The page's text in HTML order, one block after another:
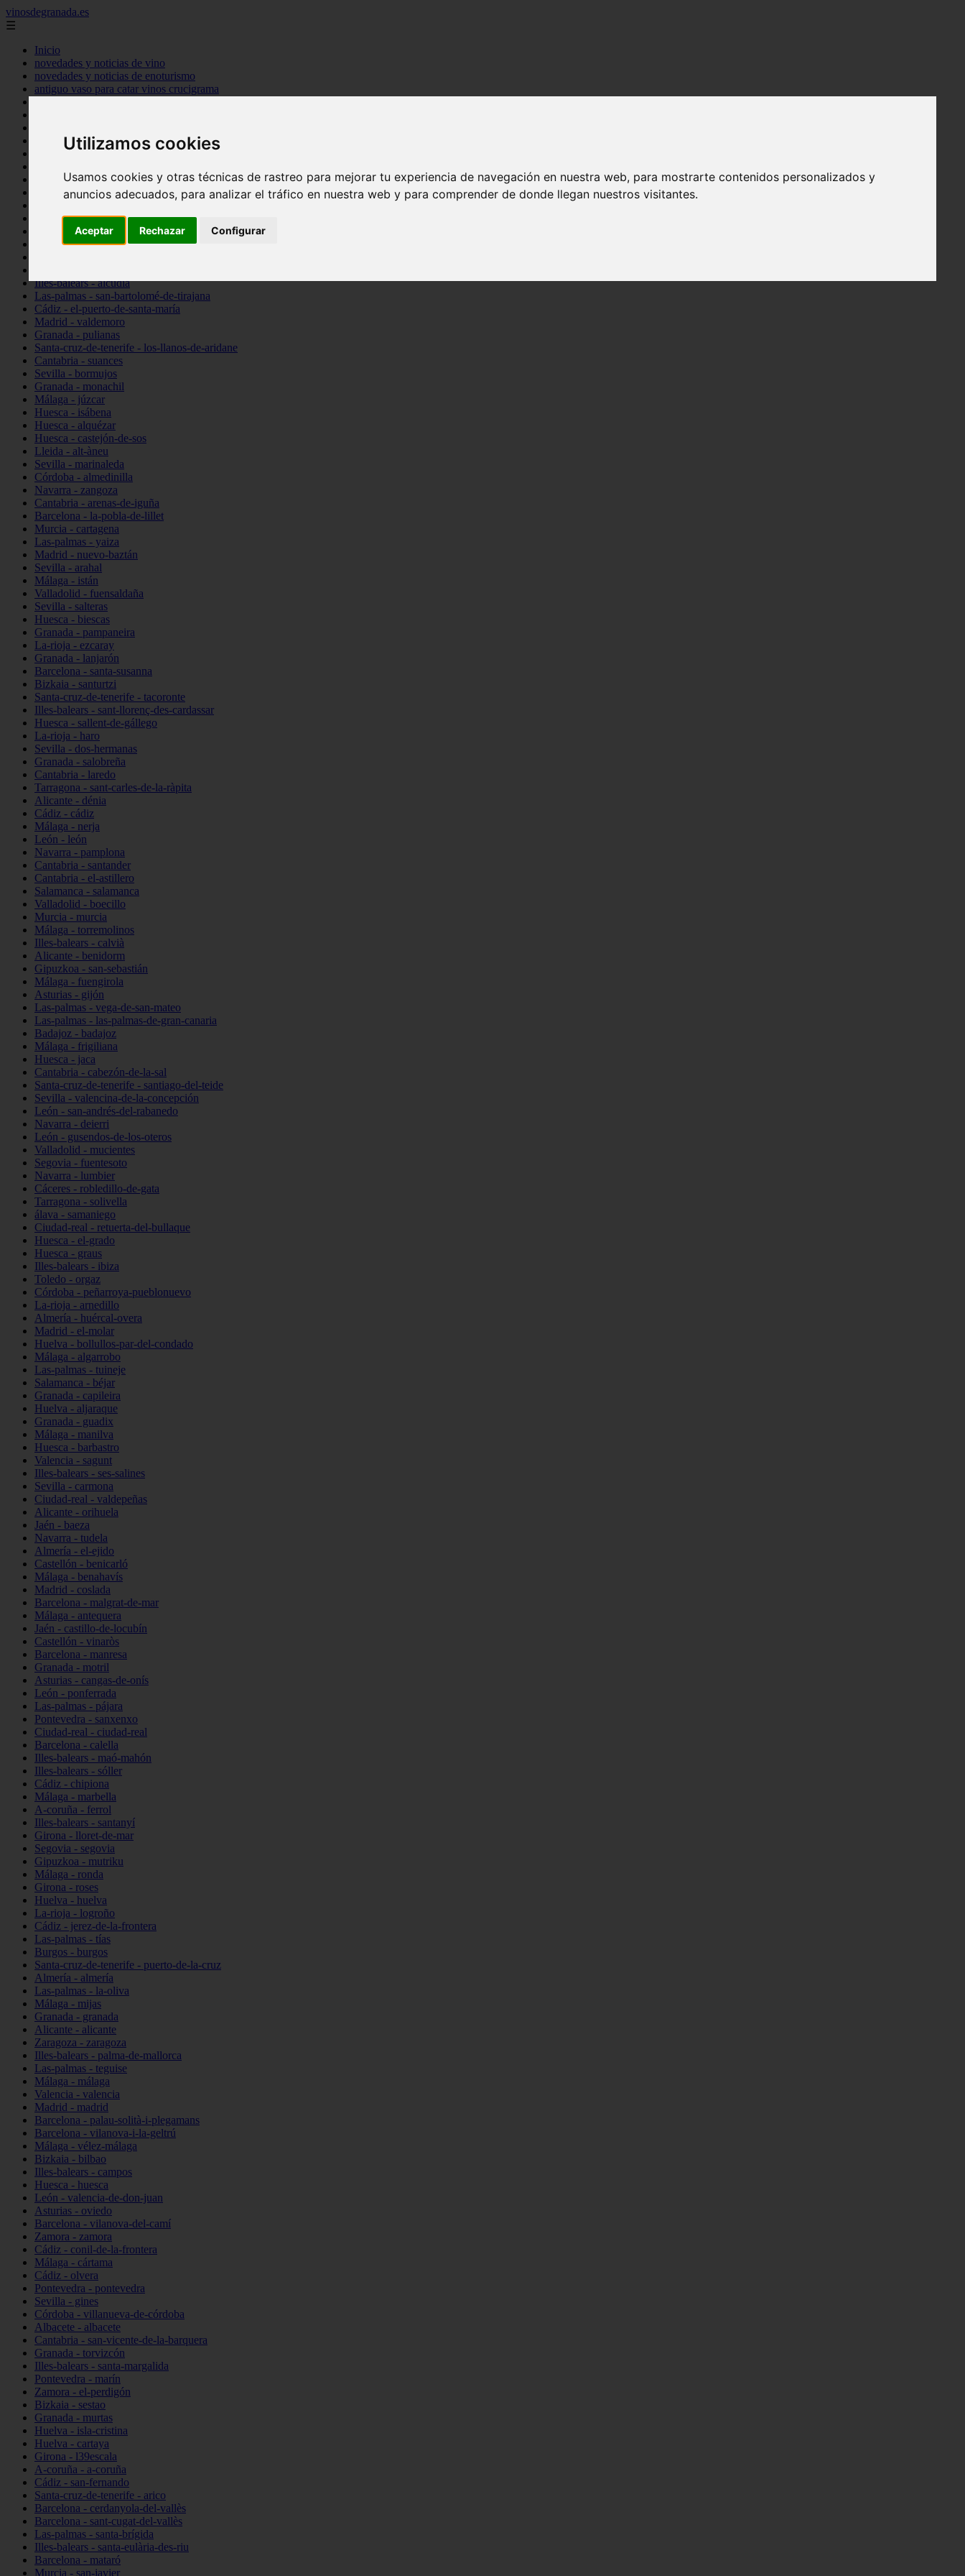
Utilizamos cookies
Usamos cookies y otras técnicas de rastreo para mejorar tu experiencia de navegación en nuestra web, para mostrarte contenidos personalizados y
anuncios adecuados, para analizar el tráfico en nuestra web y para comprender de donde llegan nuestros visitantes.
Aceptar Rechazar Configurar
vinosdegranada.es
☰
Inicio
novedades y noticias de vino
novedades y noticias de enoturismo
antiguo vaso para catar vinos crucigrama
Sevilla - sevilla
Barcelona - barcelona
Santa-cruz-de-tenerife - guía-de-isora
La-rioja - casalarreina
Almería - roquetas-de-mar
Illes-balears - alcúdia
Las-palmas - san-bartolomé-de-tirajana
Cádiz - el-puerto-de-santa-maría
Madrid - valdemoro
Granada - pulianas
Santa-cruz-de-tenerife - los-llanos-de-aridane
Cantabria - suances
Sevilla - bormujos
Granada - monachil
Málaga - júzcar
Huesca - isábena
Huesca - alquézar
Huesca - castejón-de-sos
Lleida - alt-àneu
Sevilla - marinaleda
Córdoba - almedinilla
Navarra - zangoza
Cantabria - arenas-de-iguña
Barcelona - la-pobla-de-lillet
Murcia - cartagena
Las-palmas - yaiza
Madrid - nuevo-baztán
Sevilla - arahal
Málaga - istán
Valladolid - fuensaldaña
Sevilla - salteras
Huesca - biescas
Granada - pampaneira
La-rioja - ezcaray
Granada - lanjarón
Barcelona - santa-susanna
Bizkaia - santurtzi
Santa-cruz-de-tenerife - tacoronte
Illes-balears - sant-llorenç-des-cardassar
Huesca - sallent-de-gállego
La-rioja - haro
Sevilla - dos-hermanas
Granada - salobreña
Cantabria - laredo
Tarragona - sant-carles-de-la-ràpita
Alicante - dénia
Cádiz - cádiz
Málaga - nerja
León - león
Navarra - pamplona
Cantabria - santander
Cantabria - el-astillero
Salamanca - salamanca
Valladolid - boecillo
Murcia - murcia
Málaga - torremolinos
Illes-balears - calvià
Alicante - benidorm
Gipuzkoa - san-sebastián
Málaga - fuengirola
Asturias - gijón
Las-palmas - vega-de-san-mateo
Las-palmas - las-palmas-de-gran-canaria
Badajoz - badajoz
Málaga - frigiliana
Huesca - jaca
Cantabria - cabezón-de-la-sal
Santa-cruz-de-tenerife - santiago-del-teide
Sevilla - valencina-de-la-concepción
León - san-andrés-del-rabanedo
Navarra - deierri
León - gusendos-de-los-oteros
Valladolid - mucientes
Segovia - fuentesoto
Navarra - lumbier
Cáceres - robledillo-de-gata
Tarragona - solivella
álava - samaniego
Ciudad-real - retuerta-del-bullaque
Huesca - el-grado
Huesca - graus
Illes-balears - ibiza
Toledo - orgaz
Córdoba - peñarroya-pueblonuevo
La-rioja - arnedillo
Almería - huércal-overa
Madrid - el-molar
Huelva - bollullos-par-del-condado
Málaga - algarrobo
Las-palmas - tuineje
Salamanca - béjar
Granada - capileira
Huelva - aljaraque
Granada - guadix
Málaga - manilva
Huesca - barbastro
Valencia - sagunt
Illes-balears - ses-salines
Sevilla - carmona
Ciudad-real - valdepeñas
Alicante - orihuela
Jaén - baeza
Navarra - tudela
Almería - el-ejido
Castellón - benicarló
Málaga - benahavís
Madrid - coslada
Barcelona - malgrat-de-mar
Málaga - antequera
Jaén - castillo-de-locubín
Castellón - vinaròs
Barcelona - manresa
Granada - motril
Asturias - cangas-de-onís
León - ponferrada
Las-palmas - pájara
Pontevedra - sanxenxo
Ciudad-real - ciudad-real
Barcelona - calella
Illes-balears - maó-mahón
Illes-balears - sóller
Cádiz - chipiona
Málaga - marbella
A-coruña - ferrol
Illes-balears - santanyí
Girona - lloret-de-mar
Segovia - segovia
Gipuzkoa - mutriku
Málaga - ronda
Girona - roses
Huelva - huelva
La-rioja - logroño
Cádiz - jerez-de-la-frontera
Las-palmas - tías
Burgos - burgos
Santa-cruz-de-tenerife - puerto-de-la-cruz
Almería - almería
Las-palmas - la-oliva
Málaga - mijas
Granada - granada
Alicante - alicante
Zaragoza - zaragoza
Illes-balears - palma-de-mallorca
Las-palmas - teguise
Málaga - málaga
Valencia - valencia
Madrid - madrid
Barcelona - palau-solità-i-plegamans
Barcelona - vilanova-i-la-geltrú
Málaga - vélez-málaga
Bizkaia - bilbao
Illes-balears - campos
Huesca - huesca
León - valencia-de-don-juan
Asturias - oviedo
Barcelona - vilanova-del-camí
Zamora - zamora
Cádiz - conil-de-la-frontera
Málaga - cártama
Cádiz - olvera
Pontevedra - pontevedra
Sevilla - gines
Córdoba - villanueva-de-córdoba
Albacete - albacete
Cantabria - san-vicente-de-la-barquera
Granada - torvizcón
Illes-balears - santa-margalida
Pontevedra - marín
Zamora - el-perdigón
Bizkaia - sestao
Granada - murtas
Huelva - isla-cristina
Huelva - cartaya
Girona - l39escala
A-coruña - a-coruña
Cádiz - san-fernando
Santa-cruz-de-tenerife - arico
Barcelona - cerdanyola-del-vallès
Barcelona - sant-cugat-del-vallès
Las-palmas - santa-brígida
Illes-balears - santa-eulària-des-riu
Barcelona - mataró
Murcia - san-javier